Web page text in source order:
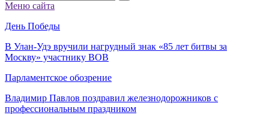
Меню сайта
День Победы
В Улан-Удэ вручили нагрудный знак «85 лет битвы за
Москву» участнику ВОВ
Парламентское обозрение
Владимир Павлов поздравил железнодорожников с
профессиональным праздником